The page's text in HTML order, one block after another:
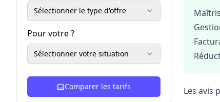
Sélectionner le type d'offre
Pour votre ?
Sélectionner votre situation
Comparer les tarifs
Les avis